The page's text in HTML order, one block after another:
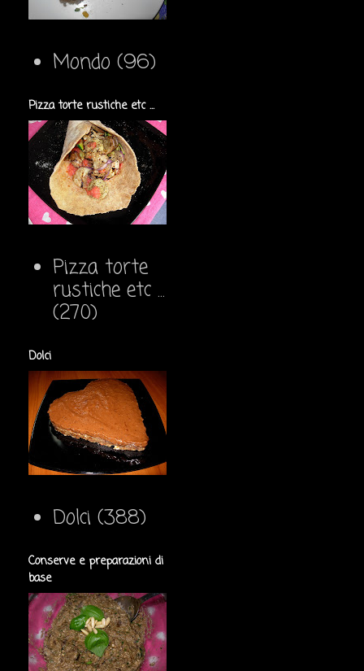
Mondo (96)
Pizza torte rustiche etc ...
Pizza torte
rustiche etc ...
(270)
Dolci
Dolci (388)
Conserve e preparazioni di
base